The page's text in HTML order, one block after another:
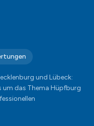
und Lübeck:
um das Thema Hüpfburg